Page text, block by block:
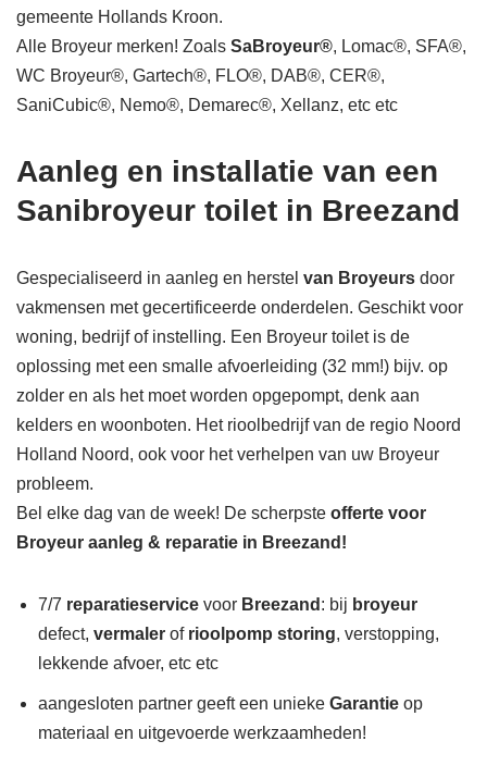
gemeente Hollands Kroon.
Alle Broyeur merken! Zoals SaBroyeur®, Lomac®, SFA®,
WC Broyeur®, Gartech®, FLO®, DAB®, CER®,
SaniCubic®, Nemo®, Demarec®, Xellanz, etc etc
Aanleg en installatie van een
Sanibroyeur toilet in Breezand
Gespecialiseerd in aanleg en herstel van Broyeurs door
vakmensen met gecertificeerde onderdelen. Geschikt voor
woning, bedrijf of instelling. Een Broyeur toilet is de
oplossing met een smalle afvoerleiding (32 mm!) bijv. op
zolder en als het moet worden opgepompt, denk aan
kelders en woonboten. Het rioolbedrijf van de regio Noord
Holland Noord, ook voor het verhelpen van uw Broyeur
probleem.
Bel elke dag van de week! De scherpste offerte voor
Broyeur aanleg & reparatie in Breezand!
7/7 reparatieservice voor Breezand : bij broyeur
defect, vermaler of rioolpomp storing, verstopping,
lekkende afvoer, etc etc
aangesloten partner geeft een unieke Garantie op
materiaal en uitgevoerde werkzaamheden!